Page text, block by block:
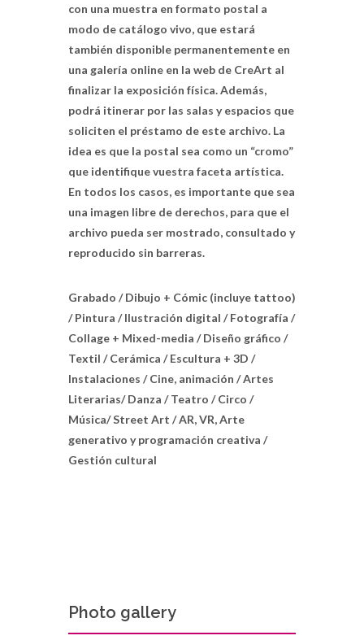
con una muestra en formato postal a
modo de catálogo vivo, que estará
también disponible permanentemente en
una galería online en la web de CreArt al
finalizar la exposición física. Además,
podrá itinerar por las salas y espacios que
soliciten el préstamo de este archivo. La
idea es que la postal sea como un “cromo”
que identifique vuestra faceta artística.
En todos los casos, es importante que sea
una imagen libre de derechos, para que el
archivo pueda ser mostrado, consultado y
reproducido sin barreras.
Grabado / Dibujo + Cómic (incluye tattoo)
/ Pintura / Ilustración digital / Fotografía /
Collage + Mixed-media / Diseño gráfico /
Textil / Cerámica / Escultura + 3D /
Instalaciones / Cine, animación / Artes
Literarias/ Danza / Teatro / Circo /
Música/ Street Art / AR, VR, Arte
generativo y programación creativa /
Gestión cultural
Photo gallery